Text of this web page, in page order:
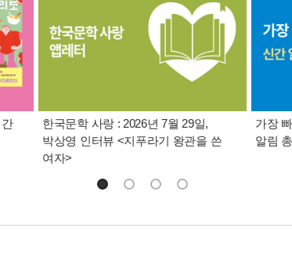
한국문학 사랑 : 2026년 7월 29일,
박상영 인터뷰 <지푸라기 왕관을 쓴
여자>
가장
알림